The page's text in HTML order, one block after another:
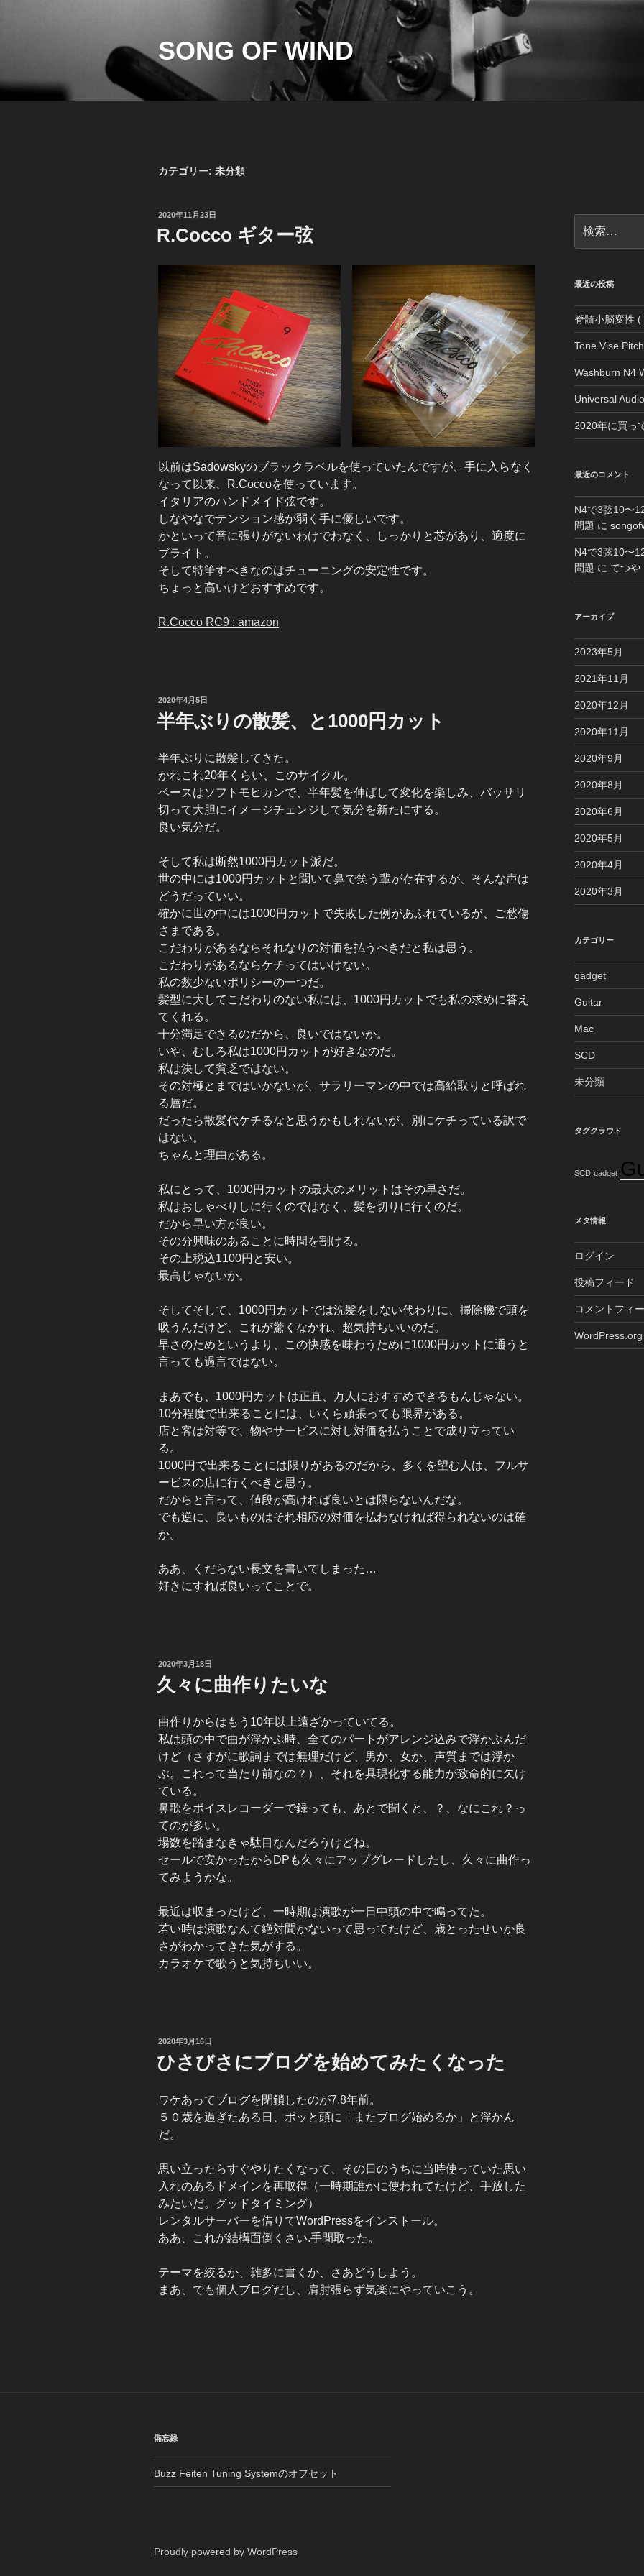
SONG OF WIND
カテゴリー: 未分類
投
日:
2020年11月23日
R.Cocco ギター弦
以前はSadowskyのブラックラベルを使っていたんですが、手に入らなく
なって以来、R.Coccoを使っています。
イタリアのハンドメイド弦です。
しなやなでテンション感が弱く手に優しいです。
かといって音に張りがないわけでわなく、しっかりと芯があり、適度に
ブライト。
そして特筆すべきなのはチューニングの安定性です。
ちょっと高いけどおすすめです。
R.Cocco RC9 : amazon
投
稿
日:
2020年4月5日
半年ぶりの散髪、と1000円カット
半年ぶりに散髪してきた。
かれこれ20年くらい、このサイクル。
ベースはソフトモヒカンで、半年髪を伸ばして変化を楽しみ、バッサリ
切って大胆にイメージチェンジして気分を新たにする。
良い気分だ。
そして私は断然1000円カット派だ。
世の中には1000円カットと聞いて鼻で笑う輩が存在するが、そんな声は
どうだっていい。
確かに世の中には1000円カットで失敗した例があふれているが、ご愁傷
さまである。
こだわりがあるならそれなりの対価を払うべきだと私は思う。
こだわりがあるならケチってはいけない。
私の数少ないポリシーの一つだ。
髪型に大してこだわりのない私には、1000円カットでも私の求めに答え
てくれる。
十分満足できるのだから、良いではないか。
いや、むしろ私は1000円カットが好きなのだ。
私は決して貧乏ではない。
その対極とまではいかないが、サラリーマンの中では高給取りと呼ばれ
る層だ。
だったら散髪代ケチるなと思うかもしれないが、別にケチっている訳で
はない。
ちゃんと理由がある。
私にとって、1000円カットの最大のメリットはその早さだ。
私はおしゃべりしに行くのではなく、髪を切りに行くのだ。
だから早い方が良い。
その分興味のあることに時間を割ける。
その上税込1100円と安い。
最高じゃないか。
そしてそして、1000円カットでは洗髪をしない代わりに、掃除機で頭を
吸うんだけど、これが驚くなかれ、超気持ちいいのだ。
早さのためというより、この快感を味わうために1000円カットに通うと
言っても過言ではない。
まあでも、1000円カットは正直、万人におすすめできるもんじゃない。
10分程度で出来ることには、いくら頑張っても限界がある。
店と客は対等で、物やサービスに対し対価を払うことで成り立ってい
る。
1000円で出来ることには限りがあるのだから、多くを望む人は、フルサ
ービスの店に行くべきと思う。
だからと言って、値段が高ければ良いとは限らないんだな。
でも逆に、良いものはそれ相応の対価を払わなければ得られないのは確
か。
ああ、くだらない長文を書いてしまった…
好きにすれば良いってことで。
投
稿
日:
2020年3月18日
久々に曲作りたいな
曲作りからはもう10年以上遠ざかっていてる。
私は頭の中で曲が浮かぶ時、全てのパートがアレンジ込みで浮かぶんだ
けど（さすがに歌詞までは無理だけど、男か、女か、声質までは浮か
ぶ。これって当たり前なの？）、それを具現化する能力が致命的に欠け
ている。
鼻歌をボイスレコーダーで録っても、あとで聞くと、？、なにこれ？っ
てのが多い。
場数を踏まなきゃ駄目なんだろうけどね。
セールで安かったからDPも久々にアップグレードしたし、久々に曲作っ
てみようかな。
最近は収まったけど、一時期は演歌が一日中頭の中で鳴ってた。
若い時は演歌なんて絶対聞かないって思ってたけど、歳とったせいか良
さがわかってきた気がする。
カラオケで歌うと気持ちいい。
投
日:
2020年3月16日
ひさびさにブログを始めてみたくなった
ワケあってブログを閉鎖したのが7,8年前。
５０歳を過ぎたある日、ポッと頭に「またブログ始めるか」と浮かん
だ。
思い立ったらすぐやりたくなって、その日のうちに当時使っていた思い
入れのあるドメインを再取得（一時期誰かに使われてたけど、手放した
みたいだ。グッドタイミング）
レンタルサーバーを借りてWordPressをインストール。
ああ、これが結構面倒くさい.手間取った。
テーマを絞るか、雑多に書くか、さあどうしよう。
まあ、でも個人ブログだし、肩肘張らず気楽にやっていこう。
索:
最近の投稿
脊髄小脳変性
Tone Vise
Washburn N4
Universal
2020年に買っ
最近のコメント
N4で3弦10〜
問題 に
N4で3弦10〜
問題 に てつや
アーカイブ
2023年5月
2021年11月
2020年12月
2020年11月
2020年9月
2020年8月
2020年6月
2020年5月
2020年4月
2020年3月
カテゴリー
gadget
Guitar
Mac
SCD
未分類
タグクラウド
SCD gadget
メタ情報
ログイン
投稿フィード
コメントフィ
WordPress.org
備忘録
Buzz Feiten Tuning Systemのオフセット
Proudly powered by WordPress